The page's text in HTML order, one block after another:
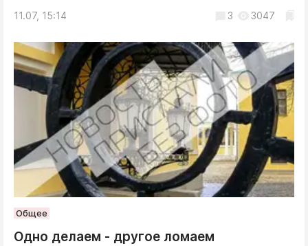
11.07, 15:14 3 3047
Общее
Одно делаем - другое ломаем